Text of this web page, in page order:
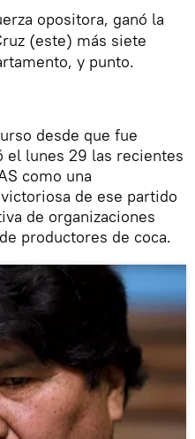
opositora, ganó la
(este) más siete
y punto.
desde que fue
el lunes 29 las recientes
como una
de ese partido
de organizaciones
productores de coca.